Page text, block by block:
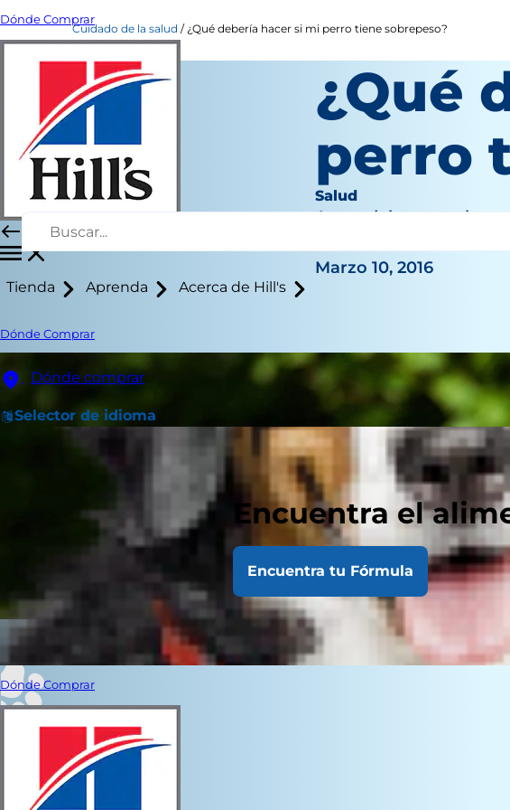
Dónde Comprar
Tienda Aprenda Acerca de Hill's
Dónde Comprar
Dónde comprar
Selector de idioma
Encuentra el
Encuentra tu Fórmula
Dónde Comprar
Cuidado de la salud ¿Qué debería hacer si mi perro tiene sobrepeso?
¿Qué
perro
Salud
Autor del personal
Marzo 10, 2016